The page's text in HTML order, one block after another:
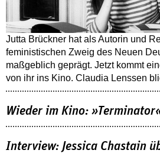
Jutta Brückner hat als Autorin und
feministischen Zweig des Neuen
maßgeblich geprägt. Jetzt kommt
von ihr ins Kino. Claudia Lenssen
Wieder im Kino:
Interview: Jessica Chastain